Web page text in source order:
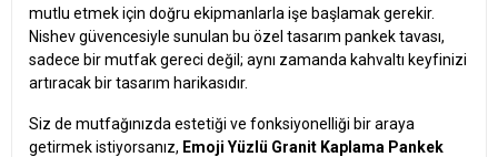
mutlu etmek için doğru ekipmanlarla işe başlamak gerekir.
Nishev güvencesiyle sunulan bu özel tasarım pankek tavası,
sadece bir mutfak gereci değil; aynı zamanda kahvaltı keyfinizi
artıracak bir tasarım harikasıdır.
Siz de mutfağınızda estetiği ve fonksiyonelliği bir araya
getirmek istiyorsanız, Emoji Yüzlü Granit Kaplama Pankek